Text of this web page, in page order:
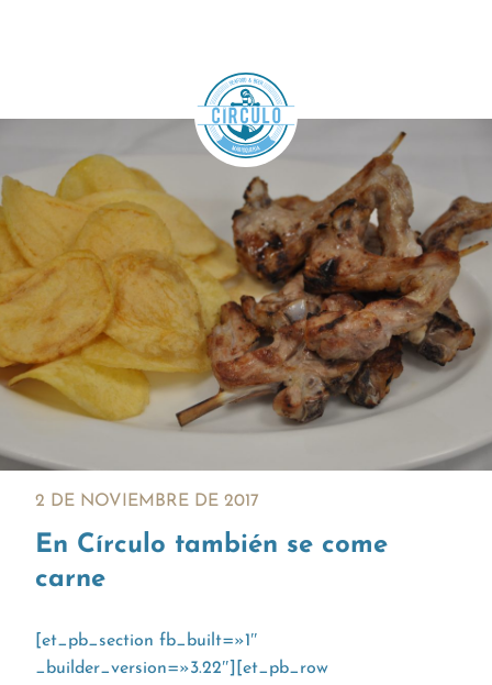
2 DE NOVIEMBRE DE 2017
En Círculo también se come
carne
[et_pb_section fb_built=»1″
_builder_version=»3.22″][et_pb_row